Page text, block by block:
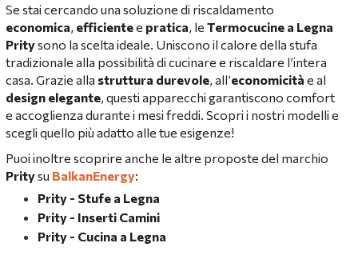
Se stai cercando una soluzione di riscaldamento
economica, efficientee pratica, le Termocucine a Legna
Pritysono la scelta ideale. Uniscono il calore della stufa
tradizionale alla possibilità di cucinare e riscaldare l’intera
casa. Grazie alla struttura durevole, all’economicità e al
design elegante, questi apparecchi garantiscono comfort
e accoglienza durante i mesi freddi. Scopri i nostri modelli e
scegli quello più adatto alle tue esigenze!
Puoi inoltre scoprire anche le altre proposte del marchio
Pritysu BalkanEnergy:
Prity - Stufe a Legna
Prity - Inserti Camini
Prity - Cucina a Legna